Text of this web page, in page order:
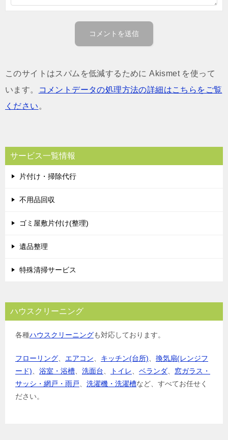
このサイトはスパムを低減するために Akismet を使って
います。
コメントデータの処理方法の詳細はこちらをご覧
ください 。
サービス一覧情報
片付け・掃除代行
不用品回収
ゴミ屋敷片付け(整理)
遺品整理
特殊清掃サービス
ハウスクリーニング
各種ハウスクリーニングも対応しております。
フローリング エアコン キッチン(台所)
換気扇(レンジフ
ード)
浴室・浴槽 洗面台 トイレ ベランダ
窓ガラス・
サッシ・網戸・雨戸
洗濯機・洗濯槽など、すべてお任せく
ださい。